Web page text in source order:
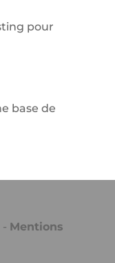
pour
base de
- Mentions